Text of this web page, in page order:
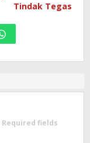
Tindak Tegas
Required fields